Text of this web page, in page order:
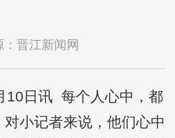
晋江新闻网
日讯 每个人心中，都
小记者来说，他们心中